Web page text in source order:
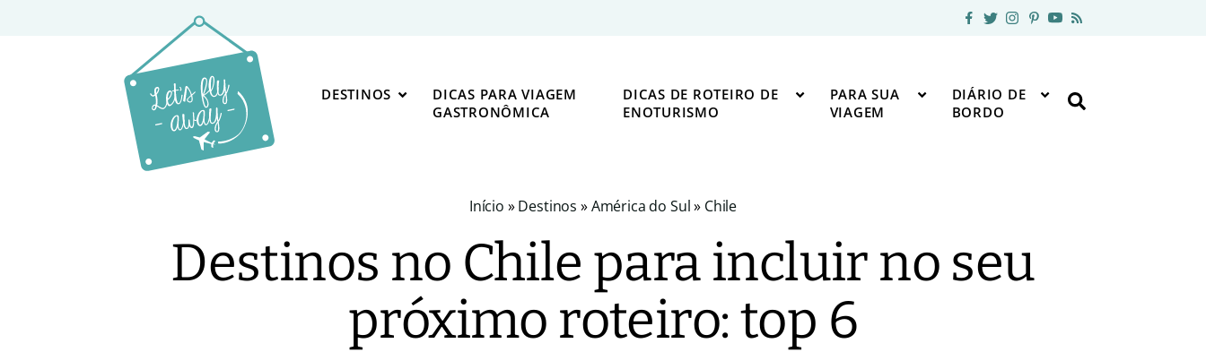
DESTINOS
DICAS PARA VIAGEM
GASTRONÔMICA
DICAS DE ROTEIRO DE
ENOTURISMO
PARA SUA
VIAGEM
DIÁRIO DE
BORDO
Início »Destinos »América do Sul» Chile
Destinos no Chile para incluir no seu
próximo roteiro: top 6